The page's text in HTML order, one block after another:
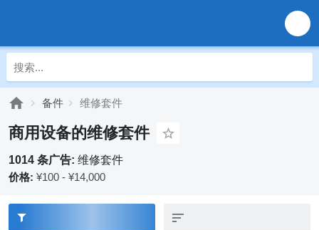
备件 维修套件
商用设备的维修套件
1014 条广告: 维修套件
价格: ¥100 - ¥14,000